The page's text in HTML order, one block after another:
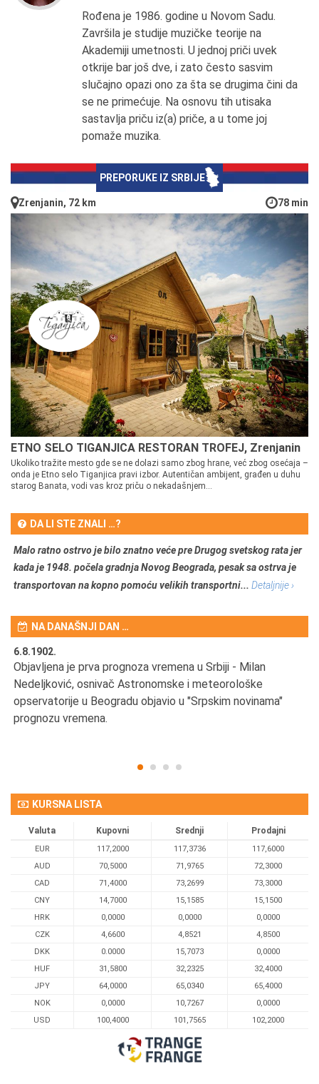
Rođena je 1986. godine u Novom Sadu.
Završila je studije muzičke teorije na
Akademiji umetnosti. U jednoj priči uvek
otkrije bar još dve, i zato često sasvim
slučajno opazi ono za šta se drugima čini da
se ne primećuje. Na osnovu tih utisaka
sastavlja priču iz(a) priče, a u tome joj
pomaže muzika.
PREPORUKE IZ SRBIJE
Zrenjanin, 72 km 78 min
ETNO SELO TIGANJICA RESTORAN TROFEJ, Zrenjanin
Ukoliko tražite mesto gde se ne dolazi samo zbog hrane, već zbog osećaja –
onda je Etno selo Tiganjica pravi izbor. Autentičan ambijent, građen u duhu
starog Banata, vodi vas kroz priču o nekadašnjem...
DA LI STE ZNALI …?
Malo ratno ostrvo je bilo znatno veće pre Drugog svetskog rata jer
kada je 1948. počela gradnja Novog Beograda, pesak sa ostrva je
transportovan na kopno pomoću velikih transportni... Detaljnije ›
NA DANAŠNJI DAN …
6.8.1902.
Objavljena je prva prognoza vremena u Srbiji - Milan
Nedeljković, osnivač Astronomske i meteorološke
opservatorije u Beogradu objavio u "Srpskim novinama"
prognozu vremena.
KURSNA LISTA
Valuta Kupovni Srednji Prodajni
EUR 117,2000 117,3736
117,6000
AUD
70,5000 71,9765
72,3000
CAD
71,4000 73,2699
73,3000
CNY
14,7000 15,1585
15,1500
HRK
0,0000 0,0000
0,0000
CZK
4,6600 4,8521
4,8500
DKK
0.0000 15,7073
0,0000
HUF
31,5800 32,2325
32,4000
JPY
64,0000 65,0340
65,4000
NOK
0,0000 10,7267
0,0000
USD
100,4000 101,7565 102,2000